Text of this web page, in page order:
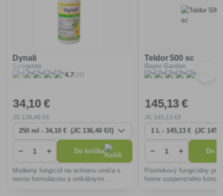
Dynali
Syngenta
4.7
34,10 €
− + Do košíka
Moderný fungicíd na ochranu viniča s
novou formuláciou a unikátnymi
Teldor 500 sc
Bayer Garden
145,13 €
− + Do
Postrekový fungicídny
forme suspenzného